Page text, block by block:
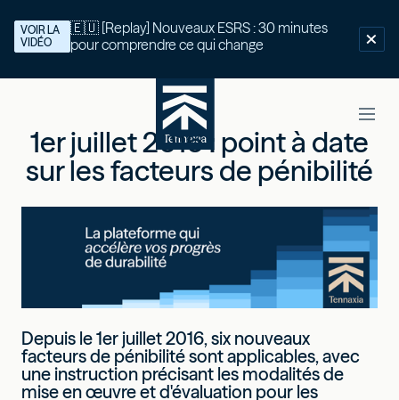
🇪🇺 [Replay] Nouveaux ESRS : 30 minutes
pour comprendre ce qui change
VOIR LA
VIDÉO
1er juillet 2016 : point à date
sur les facteurs de pénibilité
Depuis le 1er juillet 2016, six nouveaux
facteurs de pénibilité sont applicables, avec
une instruction précisant les modalités de
mise en œuvre et d'évaluation pour les